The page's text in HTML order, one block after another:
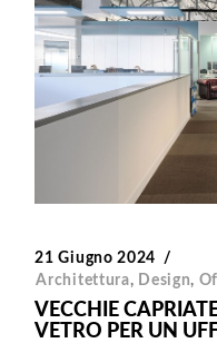
21 Giugno 2024
Architettura, Design,
VECCHIE
VETRO PER UN